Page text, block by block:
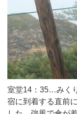
室堂14：35…みく
宿に到着する直前